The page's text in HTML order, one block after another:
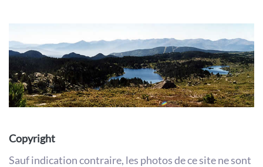
Copyright
Sauf indication contraire, les photos de ce site ne sont